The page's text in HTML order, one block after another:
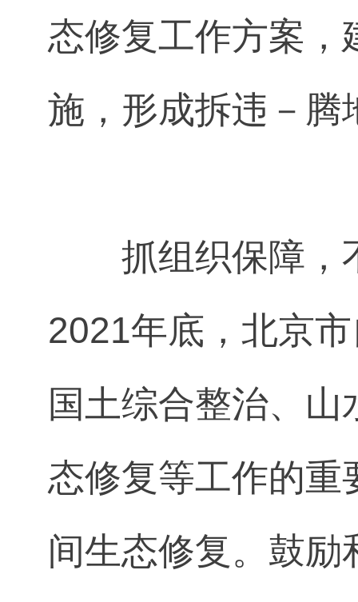
态修复工作方案，
施，形成拆违－腾
抓组织保障，
2021年底，北京
国土综合整治、
态修复等工作的重
间生态修复。鼓